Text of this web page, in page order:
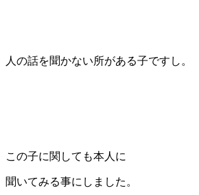
人の話を聞かない所がある子ですし。
この子に関しても本人に
聞いてみる事にしました。